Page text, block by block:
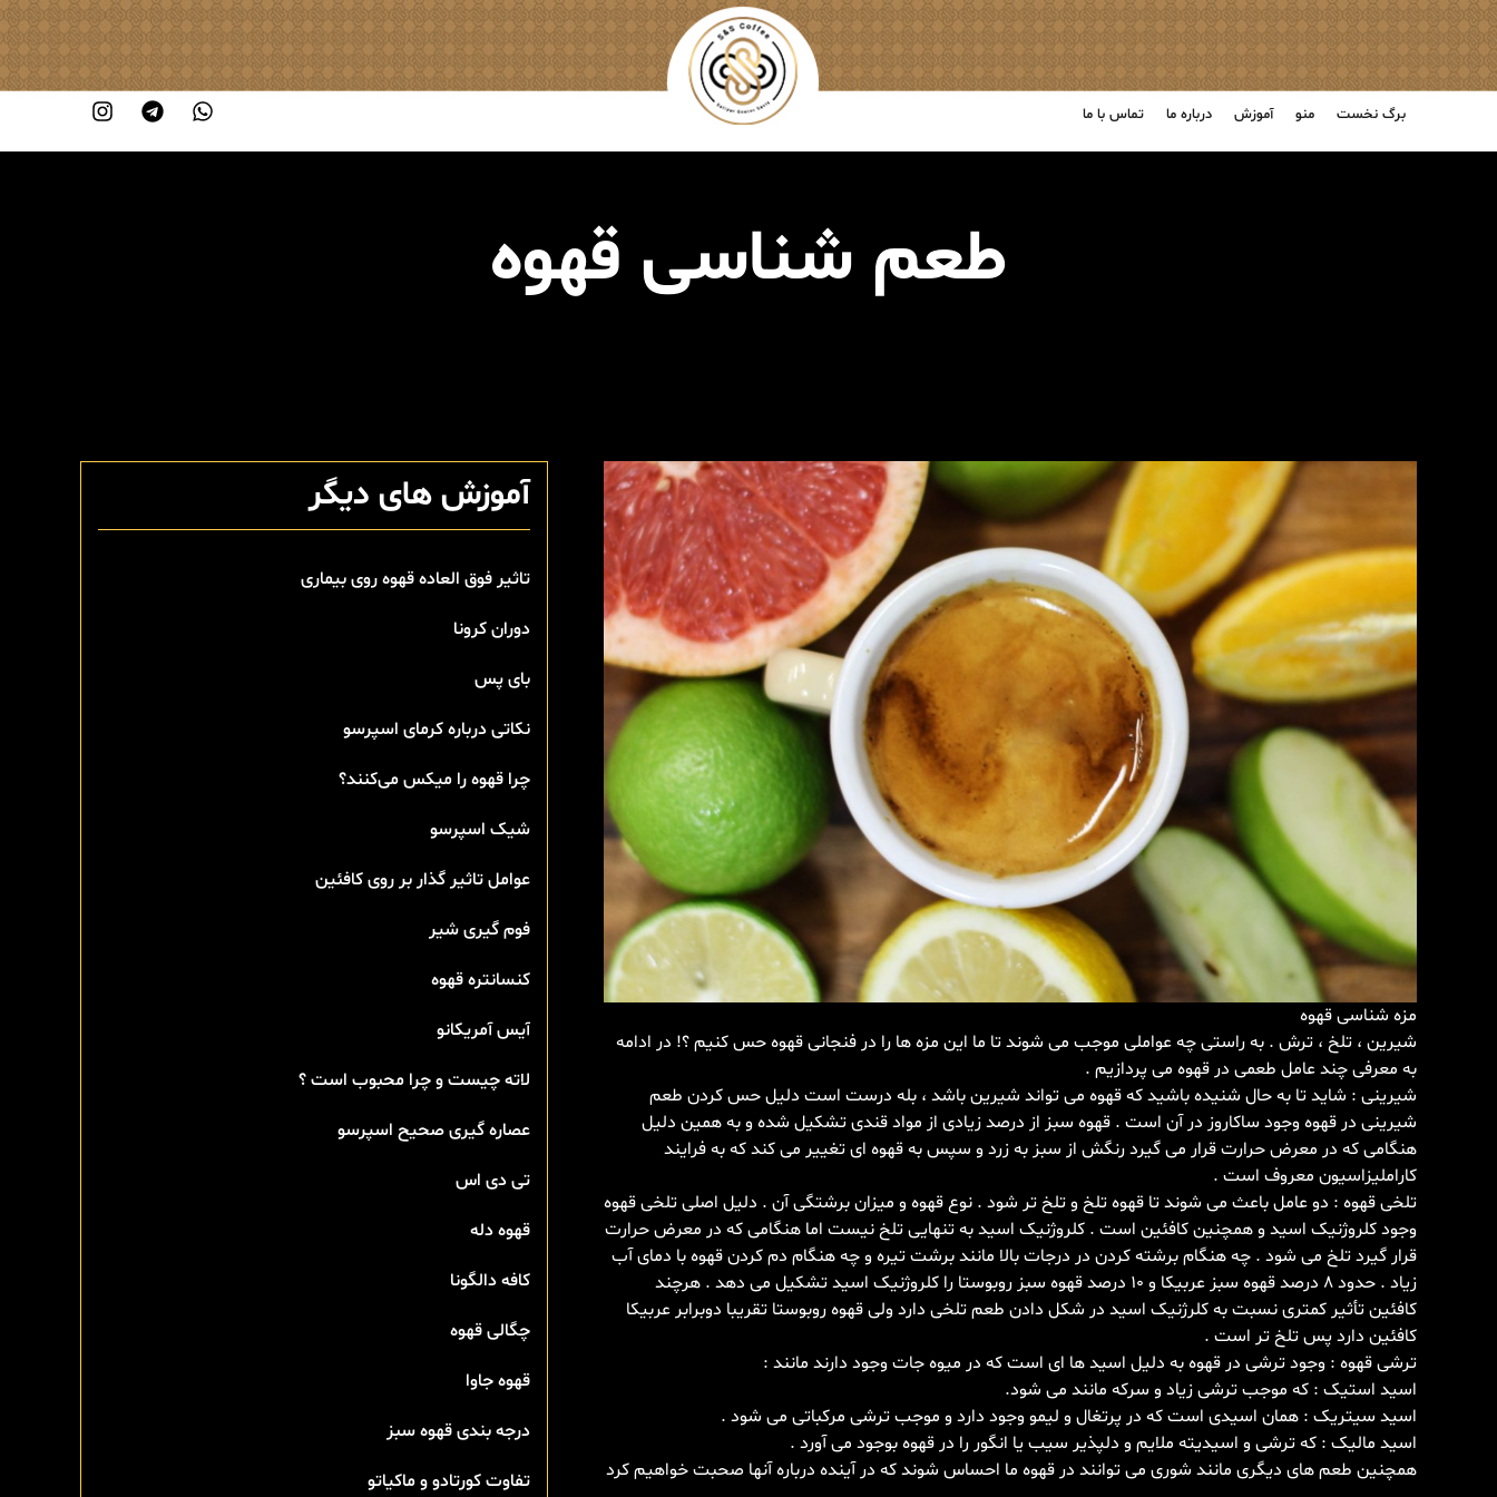
برگ نخست منو آموزش درباره ما تماس با ما
طعم شناسی قهوه
مزه شناسی قهوه
شیرین ، تلخ ، ترش . به راستی چه عواملی موجب می شوند تا ما این مزه ها را در فنجانی قهوه حس کنیم ؟! در ادامه
به معرفی چند عامل طعمی در قهوه می پردازیم .
شیرینی : شاید تا به حال شنیده باشید که قهوه می تواند شیرین باشد ، بله درست است دلیل حس کردن طعم
شیرینی در قهوه وجود ساکاروز در آن است . قهوه سبز از درصد زیادی از مواد قندی تشکیل شده و به همین دلیل
هنگامی که در معرض حرارت قرار می گیرد رنگش از سبز به زرد و سپس به قهوه ای تغییر می کند که به فرایند
کاراملیزاسیون معروف است .
تلخی قهوه : دو عامل باعث می شوند تا قهوه تلخ و تلخ تر شود . نوع قهوه و میزان برشتگی آن . دلیل اصلی تلخی قهوه
وجود کلروژنیک اسید و همچنین کافئین است . کلروژنیک اسید به تنهایی تلخ نیست اما هنگامی که در معرض حرارت
قرار گیرد تلخ می شود . چه هنگام برشته کردن در درجات بالا مانند برشت تیره و چه هنگام دم کردن قهوه با دمای آب
زیاد . حدود ۸ درصد قهوه سبز عربیکا و ۱۰ درصد قهوه سبز روبوستا را کلروژنیک اسید تشکیل می دهد . هرچند
کافئین تأثیر کمتری نسبت به کلرژنیک اسید در شکل دادن طعم تلخی دارد ولی قهوه روبوستا تقریبا دوبرابر عربیکا
کافئین دارد پس تلخ تر است .
ترشی قهوه : وجود ترشی در قهوه به دلیل اسید ها ای است که در میوه جات وجود دارند مانند :
اسید استیک : که موجب ترشی زیاد و سرکه مانند می شود.
اسید سیتریک : همان اسیدی است که در پرتغال و لیمو وجود دارد و موجب ترشی مرکباتی می شود .
اسید مالیک : که ترشی و اسیدیته ملایم و دلپذیر سیب یا انگور را در قهوه بوجود می آورد .
همچنین طعم های دیگری مانند شوری می توانند در قهوه ما احساس شوند که در آینده درباره آنها صحبت خواهیم کرد
آموزش های دیگر
تاثیر فوق العاده قهوه روی بیماری
دوران کرونا
بای پس
نکاتی درباره کرمای اسپرسو
چرا قهوه را میکس می‌کنند؟
شیک اسپرسو
عوامل تاثیر گذار بر روی کافئین
فوم گیری شیر
کنسانتره قهوه
آیس آمریکانو
لاته چیست و چرا محبوب است ؟
عصاره گیری صحیح اسپرسو
تی‌ دی اس
قهوه دله
کافه دالگونا
چگالی قهوه
قهوه جاوا
درجه بندی قهوه سبز
تفاوت کورتادو و ماکیاتو